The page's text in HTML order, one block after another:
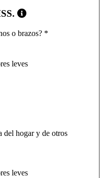
o brazos? *
leves
del hogar y de otros
leves